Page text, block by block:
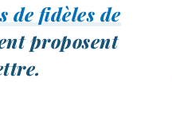
de fidèles de
pro­posent